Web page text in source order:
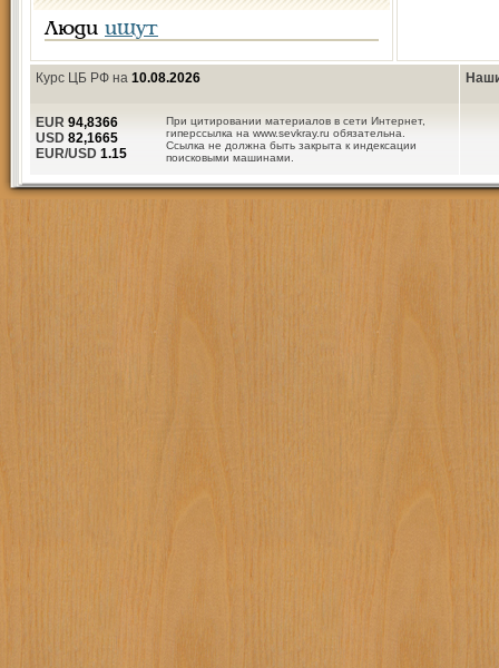
Люди ищут
Курс ЦБ РФ на 10.08.2026
При цитировании материалов в сети Интернет,
гиперссылка на www.sevkray.ru обязательна.
Ссылка не должна быть закрыта к индексации
поисковыми машинами.
EUR 94,8366
USD 82,1665
EUR/USD 1.15